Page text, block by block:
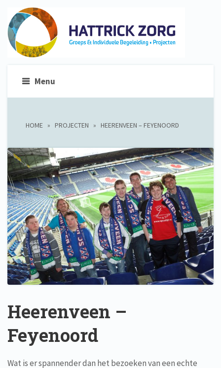
Menu
HOME »PROJECTEN »HEERENVEEN – FEYENOORD
Heerenveen –
Feyenoord
Wat is er spannender dan het bezoeken van een echte